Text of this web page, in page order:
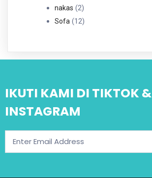
nakas 22
Produk
Sofa 1212
IKUTI KAMI DI TIKTOK &
INSTAGRAM